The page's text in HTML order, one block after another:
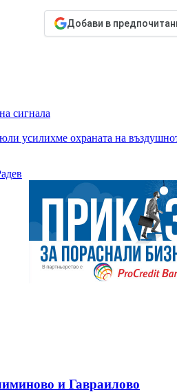
Добави в
сигнала
усилихме охраната на
и Гавраилово